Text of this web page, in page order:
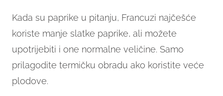
Kada su paprike u pitanju, Francuzi najčešće
koriste manje slatke paprike, ali možete
upotrijebiti i one normalne veličine. Samo
prilagodite termičku obradu ako koristite veće
plodove.